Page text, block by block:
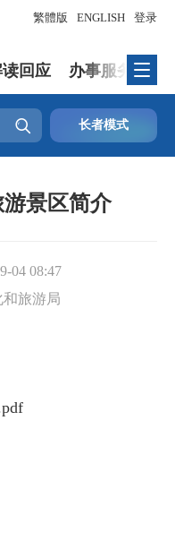
登录
繁體版 ENGLISH
回应 办事服务
 长者模式
景区简介
04 08:47
旅游局